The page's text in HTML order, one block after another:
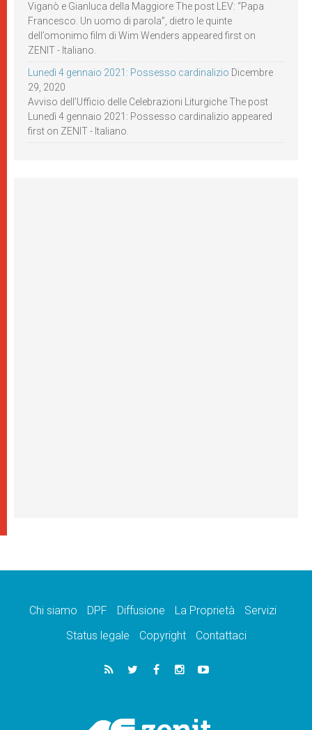
Viganò e Gianluca della Maggiore The post LEV: “Papa
Francesco. Un uomo di parola”, dietro le quinte
dell’omonimo film di Wim Wenders appeared first on
ZENIT - Italiano.
Lunedì 4 gennaio 2021: Possesso cardinalizio Dicembre
29, 2020
Avviso dell’Ufficio delle Celebrazioni Liturgiche The post
Lunedì 4 gennaio 2021: Possesso cardinalizio appeared
first on ZENIT - Italiano.
Chi siamo DPF Diffusione La Proprietà
Servizi
Status legale
Copyright Contattaci